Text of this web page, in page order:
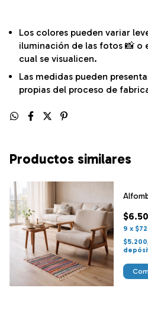
Los colores pueden variar
iluminación de las fotos 📸 o
cual se visualicen.
Las medidas pueden
propias del proceso de
Productos similares
9 x